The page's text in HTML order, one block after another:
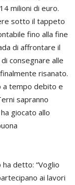
milioni di euro.
sotto il tappeto
fino alla fine
di affrontare il
consegnare alle
risanato.
a tempo debito e
sapranno
giocato allo
detto: “Voglio
ai lavori